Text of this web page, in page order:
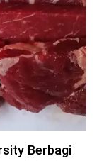
Berbagi